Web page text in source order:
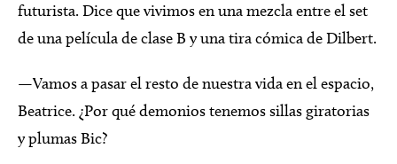
futurista. Dice que vivimos en una mezcla entre el set
de una película de clase B y una tira cómica de Dilbert.
—Vamos a pasar el resto de nuestra vida en el espacio,
Beatrice. ¿Por qué demonios tenemos sillas giratorias
y plumas Bic?